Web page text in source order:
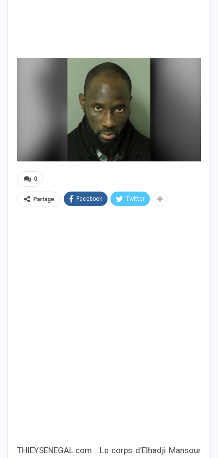
0
Partage Facebook Twitter
THIEYSENEGAL.com : Le corps d’Elhadji Mansour